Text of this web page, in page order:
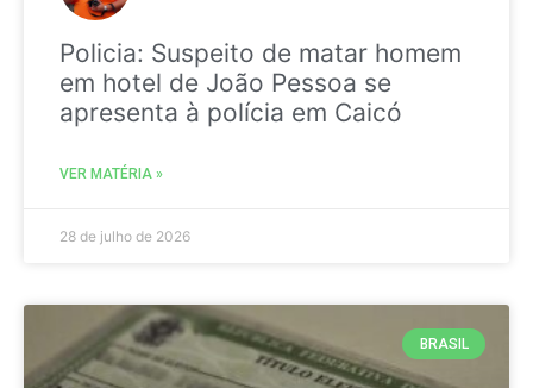
Policia: Suspeito de matar homem
em hotel de João Pessoa se
apresenta à polícia em Caicó
VER MATÉRIA »
28 de julho de 2026
BRASIL